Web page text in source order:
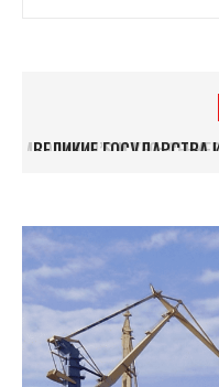
ВЕЛИКИЕ ГОСУДАРСТВА